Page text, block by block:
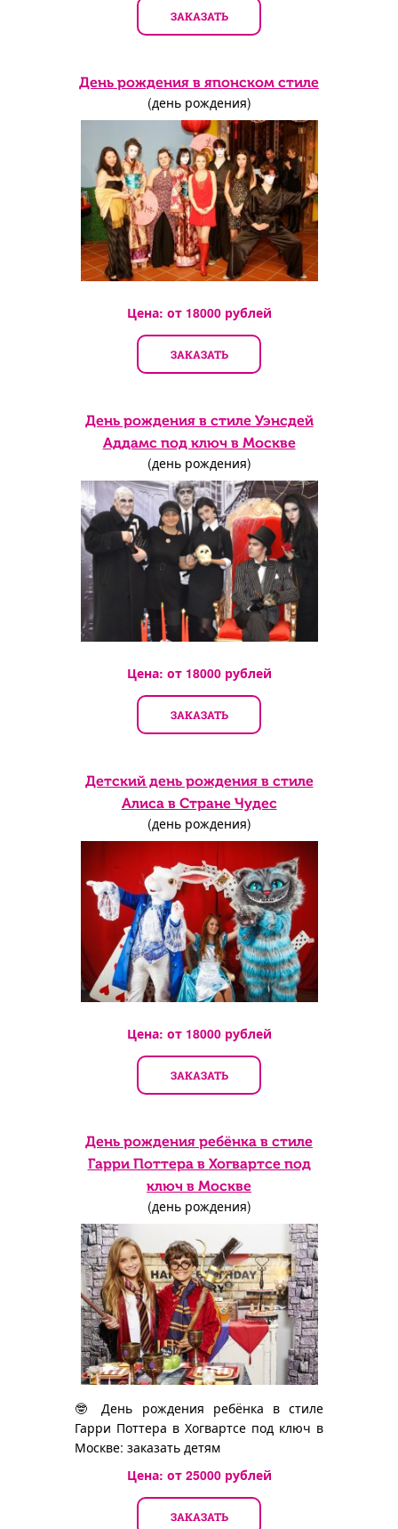
ЗАКАЗАТЬ
День рождения в японском стиле
(день рождения)
Цена: от 18000рублей
ЗАКАЗАТЬ
День рождения в стиле Уэнсдей
Аддамс под ключ в Москве
(день рождения)
Цена: от 18000рублей
ЗАКАЗАТЬ
Детский день рождения в стиле
Алиса в Стране Чудес
(день рождения)
Цена: от 18000рублей
ЗАКАЗАТЬ
День рождения ребёнка в стиле
Гарри Поттера в Хогвартсе под
ключ в Москве
(день рождения)
🤓 День рождения ребёнка в стиле
Гарри Поттера в Хогвартсе под ключ в
Москве: заказать детям
Цена: от 25000рублей
ЗАКАЗАТЬ